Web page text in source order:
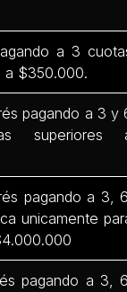
a 3
a $350.000.
pagando a 3 y
superiores
pagando a 3,
unicamente
pagando a 3,